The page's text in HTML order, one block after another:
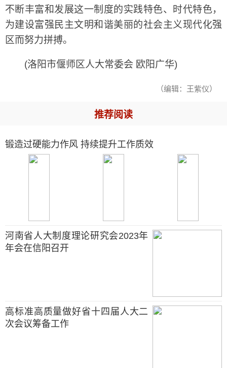
不断丰富和发展这一制度的实践特色、时代特色，
为建设富强民主文明和谐美丽的社会主义现代化强
区而努力拼搏。
(洛阳市偃师区人大常委会 欧阳广华)
（编辑：王紫仪）
推荐阅读
锻造过硬能力作风 持续提升工作质效
河南省人大制度理论研究会2023年
年会在信阳召开
高标准高质量做好省十四届人大二
次会议筹备工作